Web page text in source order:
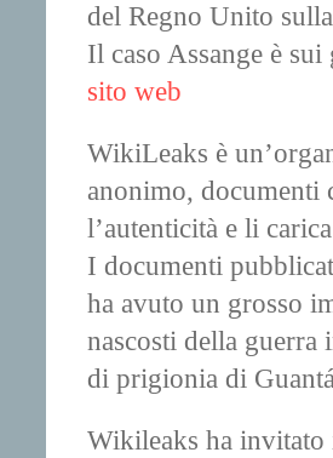
del Regno Unito
Il caso Assange è
sito web
WikiLeaks è
anonimo, documenti
l’autenticità e li
I documenti
ha avuto un grosso
nascosti della
di prigionia di
Wikileaks ha invitato